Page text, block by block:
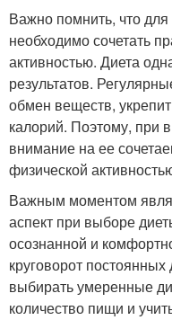
Важно помнить, что
необходимо сочетать
активностью. Диета
результатов.
обмен веществ,
калорий. Поэтому, при
внимание на ее
физической
Важным моментом
аспект при выборе
осознанной и
круговорот
выбирать умеренные
количество пищи и